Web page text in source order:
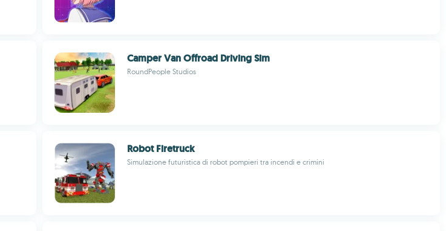
Camper Van Offroad Driving Sim
RoundPeople Studios
Robot Firetruck
Simulazione futuristica di robot pompieri tra incendi e crimini